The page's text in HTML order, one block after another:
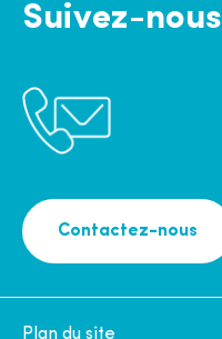
Suivez-nous
Contactez-nous
Plan du site